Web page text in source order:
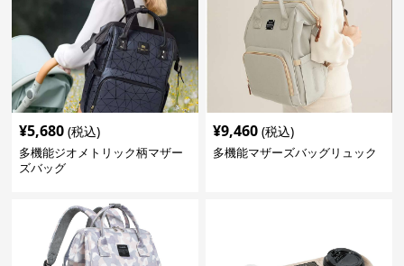
¥5,680 (税込)
多機能ジオメトリック柄マザー
ズバッグ
¥9,460 (税込)
多機能マザーズバッグリュック